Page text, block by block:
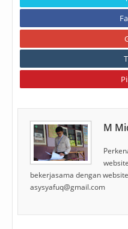
M
bekerjasama dengan
asysyafuq@gmail.com